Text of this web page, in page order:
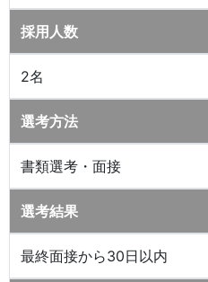
採用人数
2名
選考方法
書類選考・面接
選考結果
最終面接から30日以内